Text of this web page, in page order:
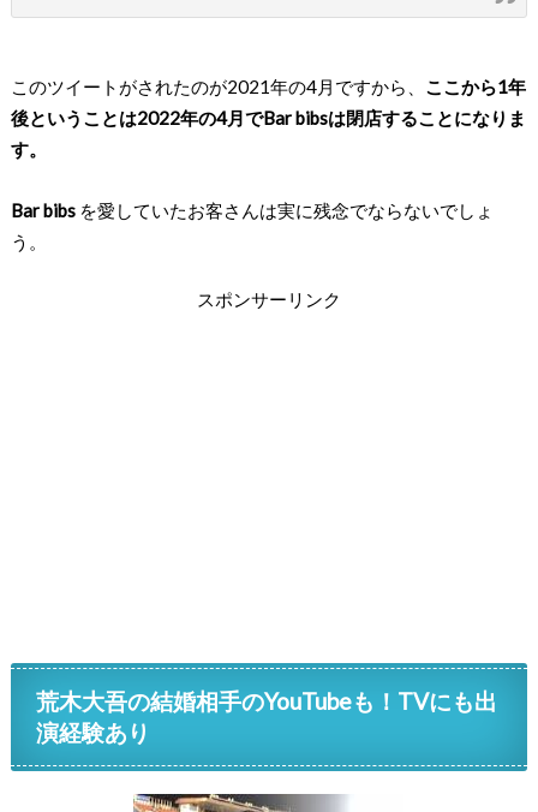
このツイートがされたのが2021年の4月ですから、 ここから1年
後ということは2022年の4月でBar bibsは閉店することになりま
す。
Bar bibsを愛していたお客さんは実に残念でならないでしょ
う。
スポンサーリンク
荒木大吾の結婚相手のYouTubeも！TVにも出
演経験あり